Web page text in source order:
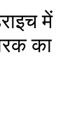
में
का